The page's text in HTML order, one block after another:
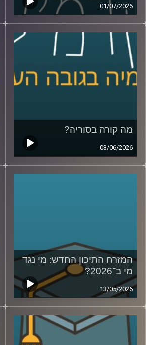
01/07/2026
מה קורה בסוריה?
03/06/2026
המזרח התיכון החדש: מי נגד
מי ב־2026?
13/05/2026